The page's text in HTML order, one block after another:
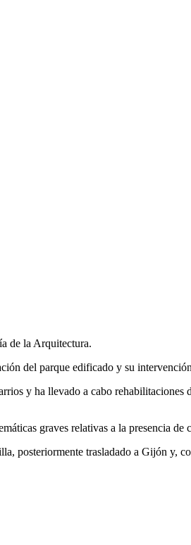
de la Arquitectura.
del parque edificado y su
y ha llevado a cabo
graves relativas a la presencia de
posteriormente trasladado a Gijón